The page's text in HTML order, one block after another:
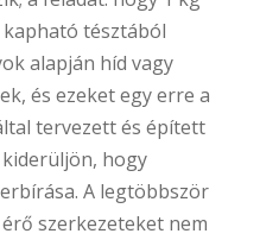
tésztából
alapján híd vagy
és ezeket egy erre a
tervezett és épített
hogy
A legtöbbször
szerkezeteket nem